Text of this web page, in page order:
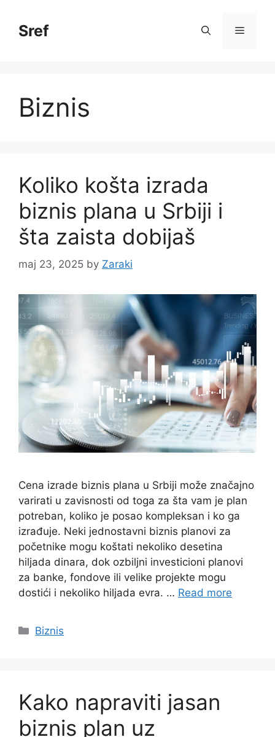
content
Sref Menu
Biznis
Koliko košta izrada
biznis plana u Srbiji i
šta zaista dobijaš
maj 23, 2025 by Zaraki
Cena izrade biznis plana u Srbiji može značajno
varirati u zavisnosti od toga za šta vam je plan
potreban, koliko je posao kompleksan i ko ga
izrađuje. Neki jednostavni biznis planovi za
početnike mogu koštati nekoliko desetina
hiljada dinara, dok ozbiljni investicioni planovi
za banke, fondove ili velike projekte mogu
dostići i nekoliko hiljada evra. … Read more
Categories
Biznis
Kako napraviti jasan
biznis plan uz